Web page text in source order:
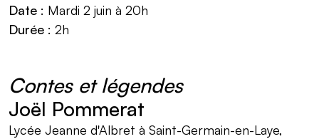
Date : Mardi 2 juin à 20h
Durée : 2h
Contes et légendes
Joël Pommerat
Lycée Jeanne d'Albret à Saint-Germain-en-Laye,